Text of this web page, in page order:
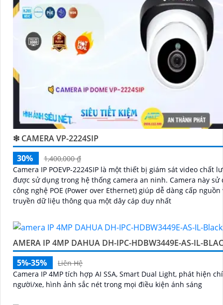
❇ CAMERA VP-2224SIP
30%
1,400,000 ₫
Camera IP POEVP-2224SIP là một thiết bị giám sát video chất
được sử dụng trong hệ thống camera an ninh. Camera này sử dụng
công nghệ POE (Power over Ethernet) giúp dễ dàng cấp nguồn
truyền dữ liệu thông qua một dây cáp duy nhất
AMERA IP 4MP DAHUA DH-IPC-HDBW3449E-AS-IL-
5%-35%
Liên Hệ
Camera IP 4MP tích hợp AI SSA, Smart Dual Light, phát hiện
người/xe, hình ảnh sắc nét trong mọi điều kiện ánh sáng